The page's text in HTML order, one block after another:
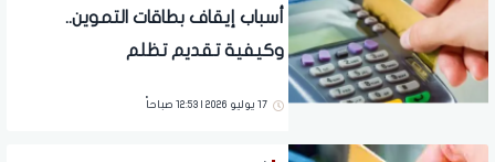
أسباب إيقاف بطاقات التموين..
وكيفية تقديم تظلم
17 يوليو 2026 | 12:53 صباحاً